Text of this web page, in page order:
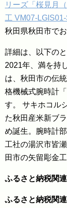
リーズ「桜見月
工 VM07-
秋田県秋田市で
詳細は、以下のと
2021年、満を持
は、秋田市の伝
格機械式腕時計
す。 サキホコル
た秋田産米新ブ
め誕生。腕時計
工社の湯沢市皆
田市の矢留彫金
ふるさと納税関
ふるさと納税関